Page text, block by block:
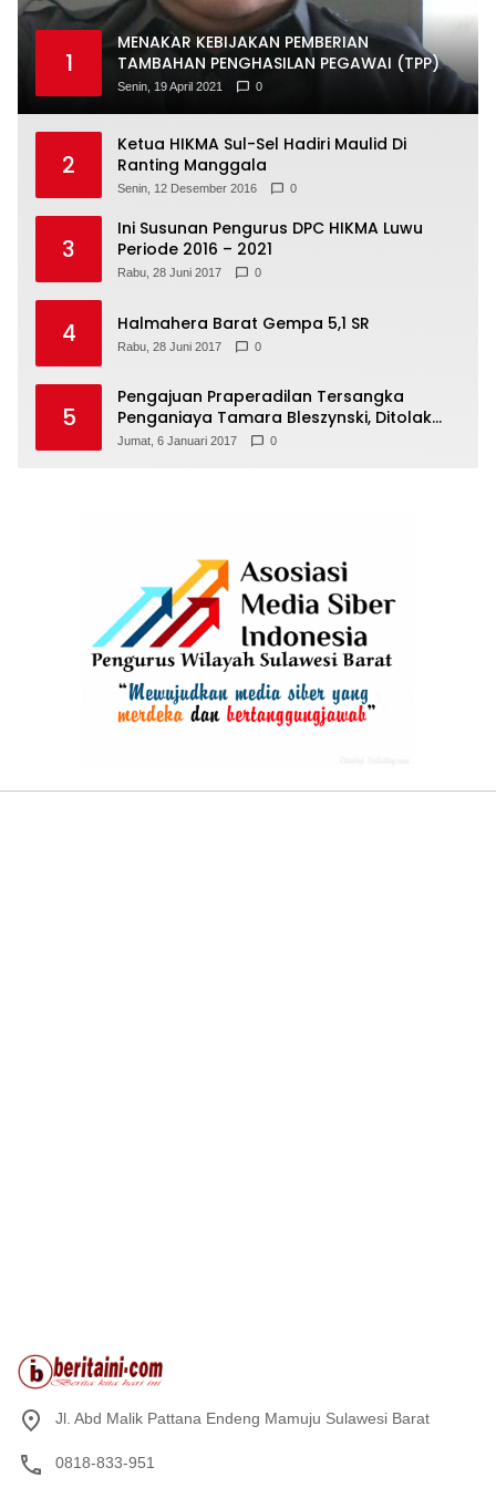
1
MENAKAR KEBIJAKAN PEMBERIAN
TAMBAHAN PENGHASILAN PEGAWAI (TPP)
Senin, 19 April 2021 0
2
Ketua HIKMA Sul-Sel Hadiri Maulid Di
Ranting Manggala
Senin, 12 Desember 2016 0
3
Ini Susunan Pengurus DPC HIKMA Luwu
Periode 2016 – 2021
Rabu, 28 Juni 2017 0
4 Halmahera Barat Gempa 5,1 SR
Rabu, 28 Juni 2017 0
5
Pengajuan Praperadilan Tersangka
Penganiaya Tamara Bleszynski, Ditolak
Hakim
Jumat, 6 Januari 2017 0
Jl. Abd Malik Pattana Endeng Mamuju Sulawesi Barat
0818-833-951